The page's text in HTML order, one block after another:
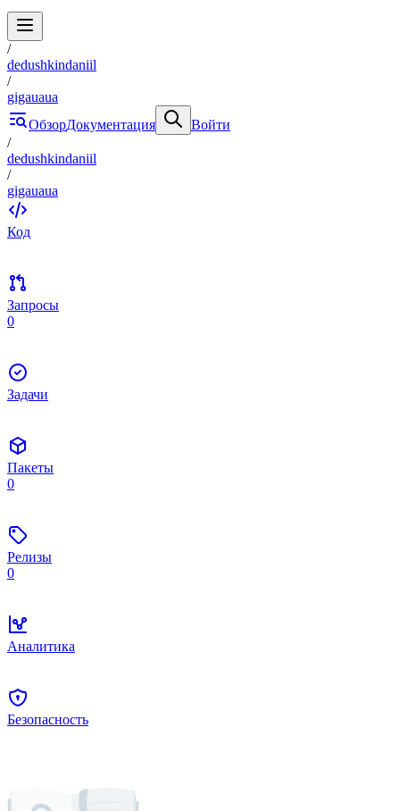
/
dedushkindaniil
/
gigauaua
ОбзорДокументация
Войти
/
dedushkindaniil
/
gigauaua
Код
Запросы
0
Задачи
Пакеты
0
Релизы
0
Аналитика
Безопасность